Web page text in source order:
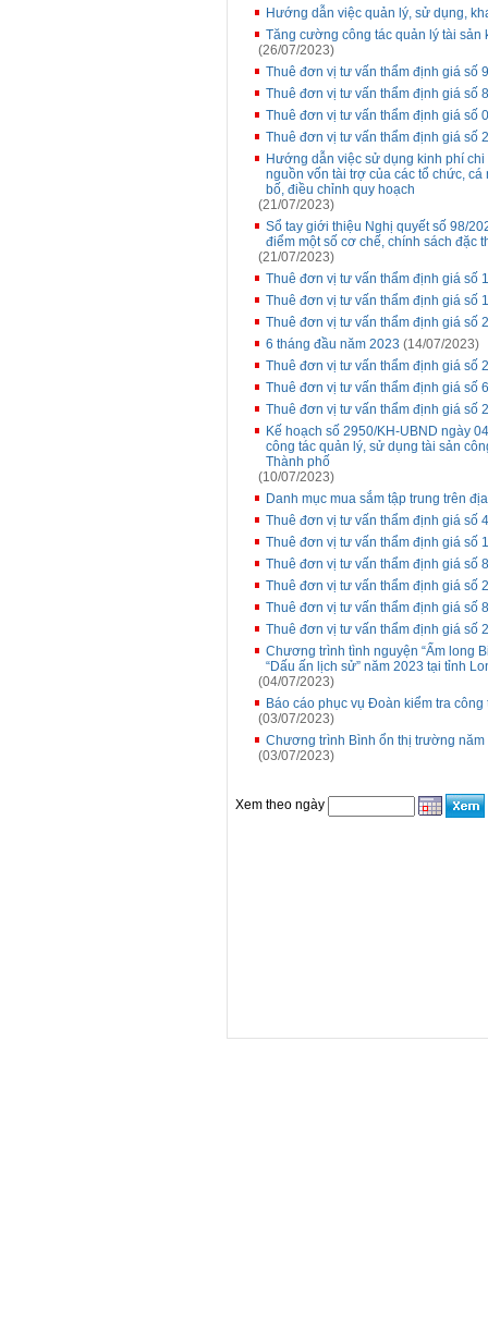
Hướng dẫn việc quản lý, sử dụng,
Tăng cường công tác quản lý tài
(26/07/2023)
Thuê đơn vị tư vấn thẩm định giá số
Thuê đơn vị tư vấn thẩm định giá số
Thuê đơn vị tư vấn thẩm định giá số
Thuê đơn vị tư vấn thẩm định giá số
Hướng dẫn việc sử dụng kinh phí
nguồn vốn tài trợ của các tổ chức,
bố, điều chỉnh quy hoạch
(21/07/2023)
Sổ tay giới thiệu Nghị quyết số 98/
điểm một số cơ chế, chính sách đặc
(21/07/2023)
Thuê đơn vị tư vấn thẩm định giá số
Thuê đơn vị tư vấn thẩm định giá số
Thuê đơn vị tư vấn thẩm định giá số
6 tháng đầu năm 2023 (14/07/2023)
Thuê đơn vị tư vấn thẩm định giá số
Thuê đơn vị tư vấn thẩm định giá số
Thuê đơn vị tư vấn thẩm định giá số
Kế hoạch số 2950/KH-UBND ngày
công tác quản lý, sử dụng tài sản
Thành phố
(10/07/2023)
Danh mục mua sắm tập trung trên
Thuê đơn vị tư vấn thẩm định giá số
Thuê đơn vị tư vấn thẩm định giá số
Thuê đơn vị tư vấn thẩm định giá số
Thuê đơn vị tư vấn thẩm định giá số
Thuê đơn vị tư vấn thẩm định giá số
Thuê đơn vị tư vấn thẩm định giá số
Chương trình tình nguyện “Ấm long
“Dấu ấn lịch sử” năm 2023 tại tỉnh
(04/07/2023)
Báo cáo phục vụ Đoàn kiểm tra
(03/07/2023)
Chương trình Bình ổn thị trường
(03/07/2023)
Xem theo ngày